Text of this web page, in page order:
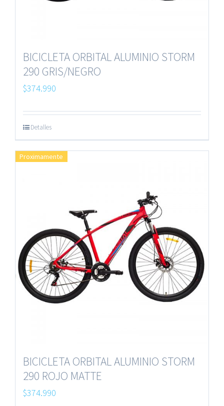
BICICLETA ORBITAL ALUMINIO STORM
290 GRIS/NEGRO
$374.990
Detalles
Proximamente
BICICLETA ORBITAL ALUMINIO STORM
290 ROJO MATTE
$374.990